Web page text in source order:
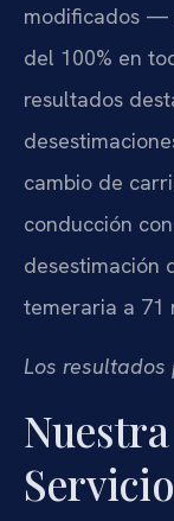
modificados —
del 100% en
resultados
cambio de
conducción
desestimación
temeraria a 71
Los